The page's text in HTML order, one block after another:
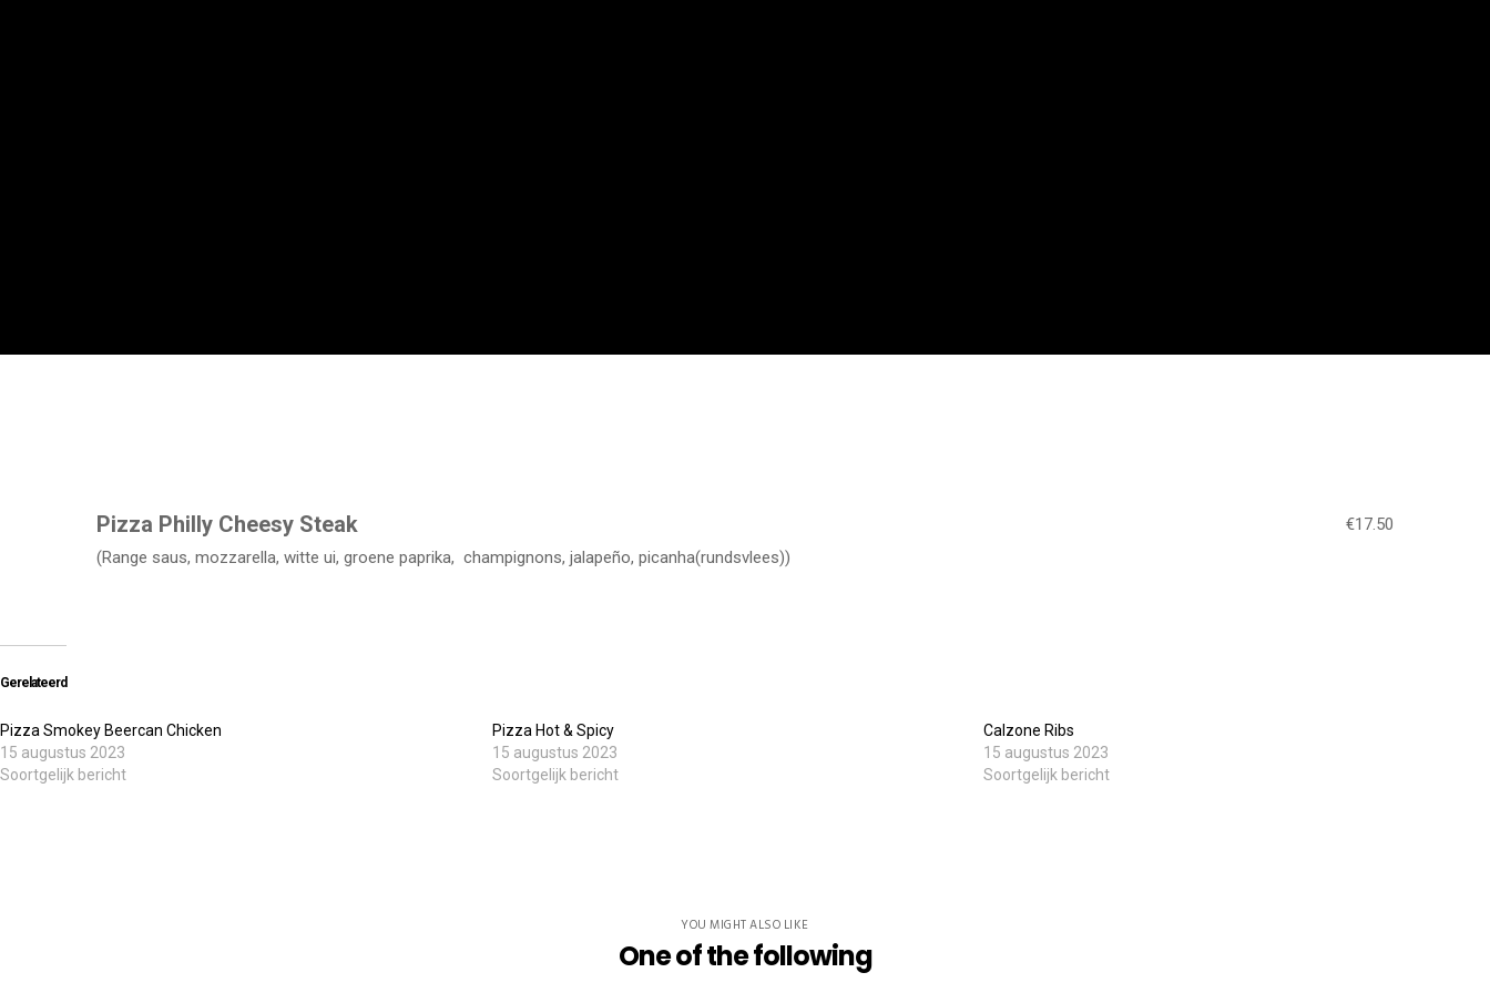
Pizza Philly Cheesy Steak
€17.50
(Range saus, mozzarella, witte ui, groene paprika, champignons, jalapeño, picanha(rundsvlees))
Gerelateerd
Pizza Smokey Beercan Chicken
15 augustus 2023
Soortgelijk bericht
Pizza Hot & Spicy
15 augustus 2023
Soortgelijk bericht
Calzone Ribs
15 augustus 2023
Soortgelijk bericht
YOU MIGHT ALSO LIKE
One of the following